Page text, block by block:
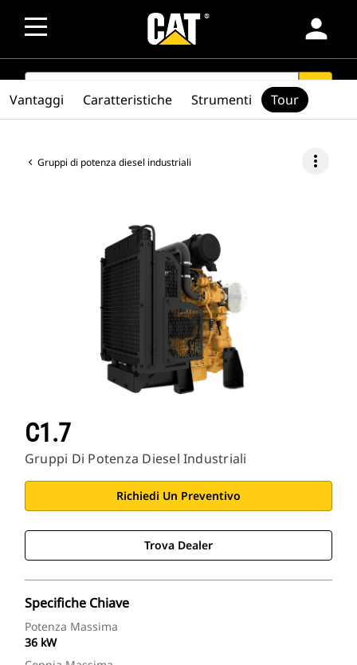
person
SEARCH search
Gruppi di potenza diesel industriali more_vert
C1.7
Gruppi Di Potenza Diesel Industriali
Richiedi Un Preventivo
Trova Dealer
Specifiche Chiave
Potenza Massima
36 kW
Vantaggi Caratteristiche Strumenti Tour